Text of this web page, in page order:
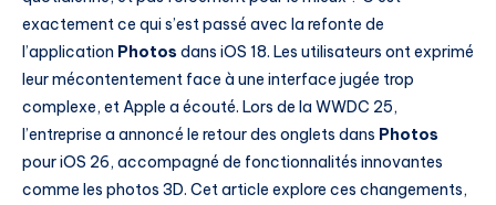
exactement ce qui s’est passé avec la refonte de
l’application Photos dans iOS 18. Les utilisateurs ont exprimé
leur mécontentement face à une interface jugée trop
complexe, et Apple a écouté. Lors de la WWDC 25,
l’entreprise a annoncé le retour des onglets dans Photos
pour iOS 26, accompagné de fonctionnalités innovantes
comme les photos 3D. Cet article explore ces changements,